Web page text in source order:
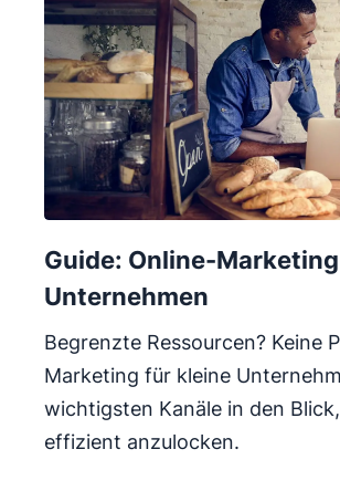
Guide: Online-
Unternehmen
Begrenzte Ressourcen? Keine
Marketing für kleine
wichtigsten Kanäle in den
effizient anzulocken.